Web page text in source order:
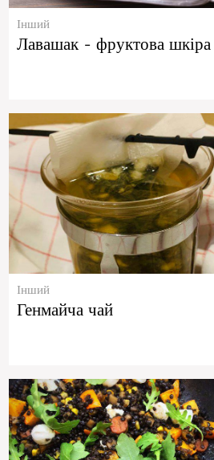
Інший
Лавашак - фруктова шкіра
Інший
Генмайча чай